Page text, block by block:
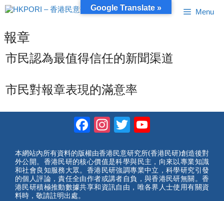
跳
至
容
Menu
報章
市民認為最值得信任的新聞渠道
市民對報章表現的滿意率
Facebook
Instagram
Twitter
本網站內所有資料的版權由香港民意研究所(香港民研)創造後對
外公開。香港民研的核心價值是科學與民主，向來以專業知識
和社會良知服務大眾。香港民研強調專業中立，科學研究引發
的個人評論，責任全由作者或講者自負，與香港民研無關。香
港民研積極推動數據共享和資訊自由，唯各界人士使用有關資
料時，敬請註明出處。
Google Translate »